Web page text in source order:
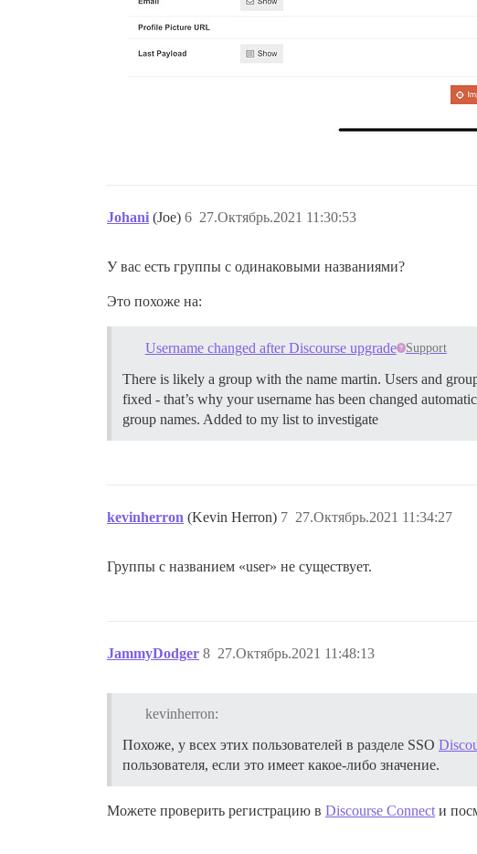
Johani (Joe) 27.Октябрь.2021 11:30:53
6
У вас есть группы с одинаковыми названиями?
Это похоже на:
Username changed after Discourse upgrade Support
There is likely a group with the name martin. Users and
fixed - that’s why your username has been changed
group names. Added to my list to investigate
kevinherron (Kevin Herron) 27.Октябрь.2021 11:34:27
7
Группы с названием «user» не существует.
JammyDodger 27.Октябрь.2021 11:48:13
8
kevinherron:
Похоже, у всех этих пользователей в разделе SSO
пользователя, если это имеет какое-либо значение.
Можете проверить регистрацию в Discourse Connect и